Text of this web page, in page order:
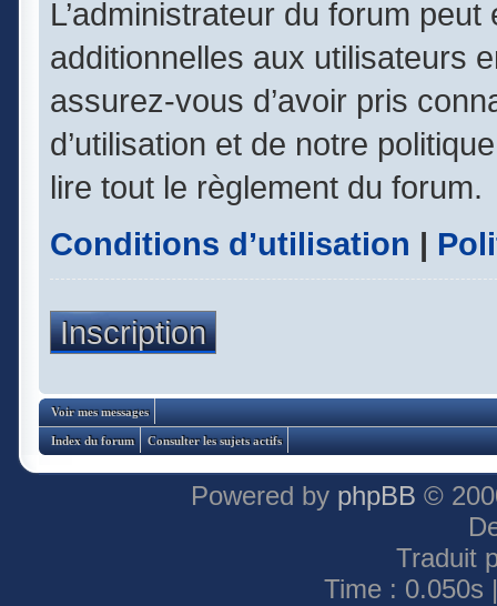
L’administrateur du forum
additionnelles aux utilisateurs
assurez-vous d’avoir pris
d’utilisation et de notre
lire tout le règlement du forum.
Conditions d’utilisation |
Inscription
Voir mes messages
Index du forum Consulter les sujets actifs
Powered by phpBB ©
Traduit
Time : 0.050s